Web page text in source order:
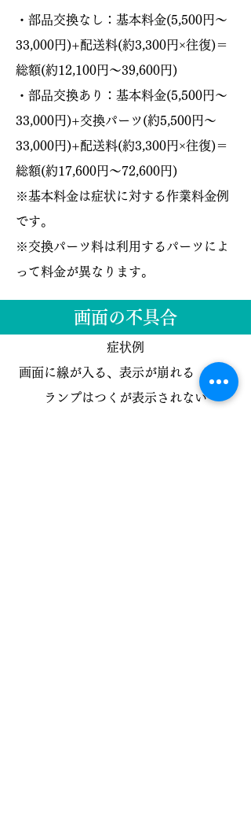
・部品交換なし：基本料金(5,500円〜
33,000円 )+配送料(約3,300円×往復)＝
総額(約12,100円〜39,600円)
・部品交換あり：基本料金(5,500円〜
33,000円)+交換パーツ(約5,500円〜
33,000円 )+配送料(約3,300円×往復)＝
総額(約17,600円〜72,600円)
※基本料金は症状に対する作業料金例
です。
※交換パーツ料は利用するパーツによ
って料金が異なります。​
画面の不具合
症状例
画面に線が入る、表示が崩れる 電源
ランプはつくが表示されない